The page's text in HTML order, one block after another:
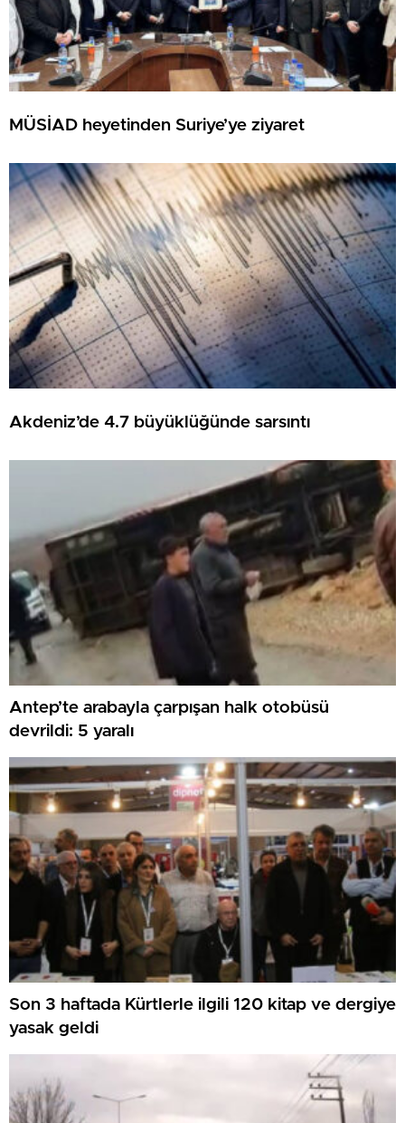
MÜSİAD heyetinden Suriye’ye ziyaret
Akdeniz’de 4.7 büyüklüğünde sarsıntı
Antep’te arabayla çarpışan halk otobüsü
devrildi: 5 yaralı
Son 3 haftada Kürtlerle ilgili 120 kitap ve dergiye
yasak geldi